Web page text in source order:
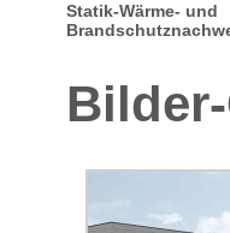
Statik-Wärme- und